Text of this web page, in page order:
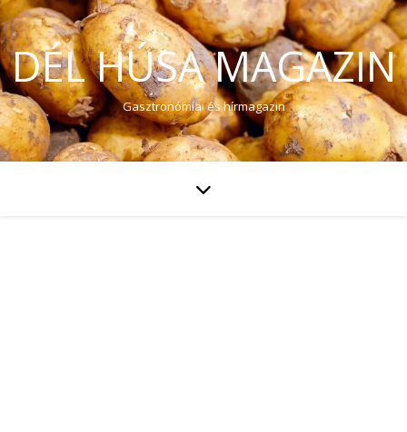
DÉL HÚSA MAGAZIN
Gasztronómiai és hírmagazin